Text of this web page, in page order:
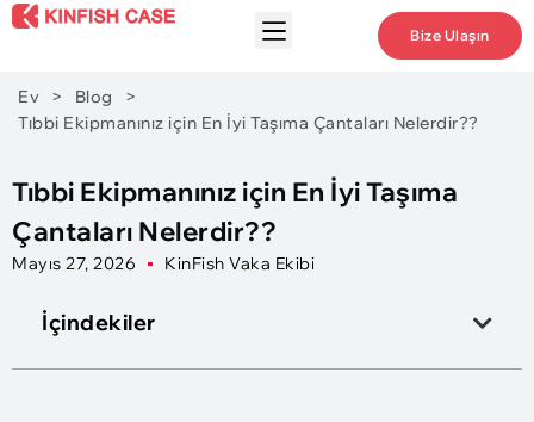
Bize Ulaşın
Ev > Blog
>
Tıbbi Ekipmanınız için En İyi Taşıma Çantaları Nelerdir??
Tıbbi Ekipmanınız için En İyi Taşıma
Çantaları Nelerdir??
Mayıs 27, 2026 KinFish Vaka Ekibi
İçindekiler